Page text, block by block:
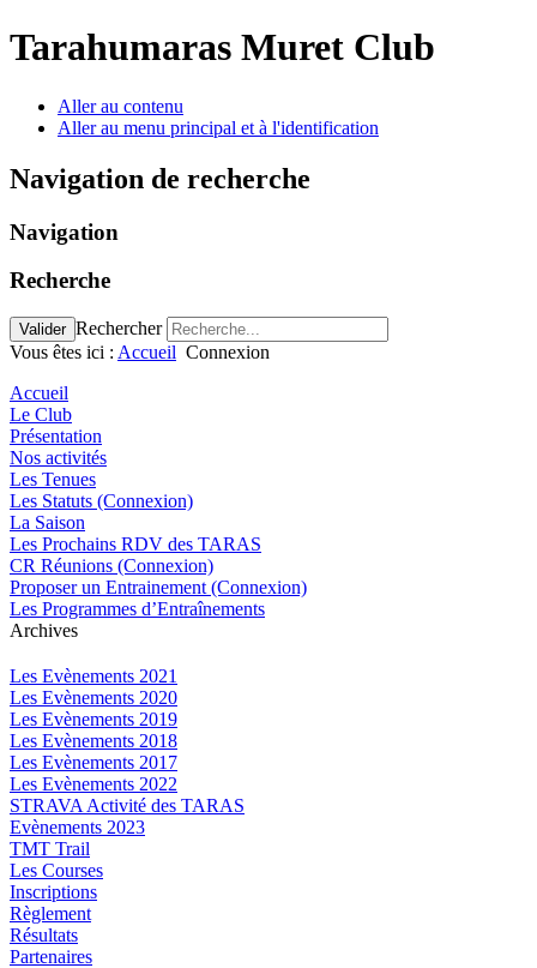
Tarahumaras Muret Club
Aller au contenu
Aller au menu principal et à l'identification
Navigation de recherche
Navigation
Recherche
Valider Rechercher
Vous êtes ici : Accueil Connexion
Accueil
Le Club
Présentation
Nos activités
Les Tenues
Les Statuts (Connexion)
La Saison
Les Prochains RDV des TARAS
CR Réunions (Connexion)
Proposer un Entrainement (Connexion)
Les Programmes d’Entraînements
Archives
Les Evènements 2021
Les Evènements 2020
Les Evènements 2019
Les Evènements 2018
Les Evènements 2017
Les Evènements 2022
STRAVA Activité des TARAS
Evènements 2023
TMT Trail
Les Courses
Inscriptions
Règlement
Résultats
Partenaires